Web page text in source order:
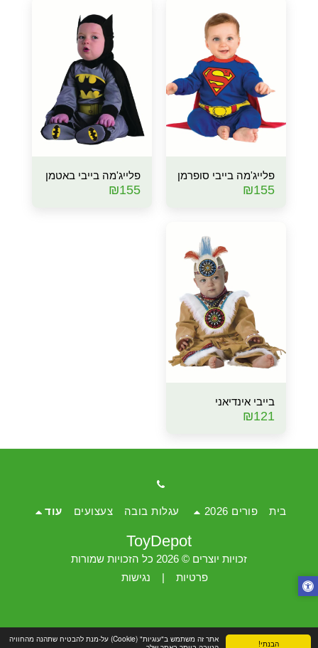
הבנתי!
אתר זה משתמש ב"עוגיות" (Cookie) על-מנת להבטיח שתהנה מהחוויה
פלייג'מה בייבי סופרמן
₪155
פלייג'מה בייבי באטמן
₪155
בייבי אינדיאני
₪121
ToyDepot
זכויות יוצרים © 2026 כל הזכויות שמורות
פרטיות
נגישות
בית פורים 2026 עגלות בובה צעצועים עוד